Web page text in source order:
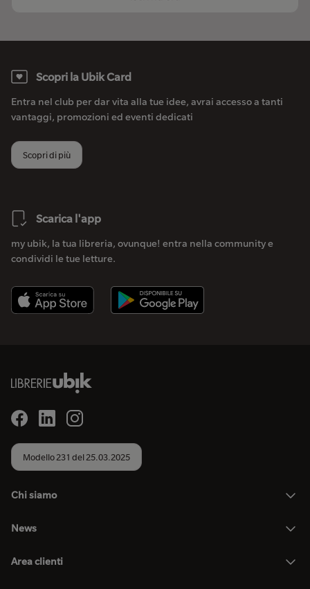
Scopri la Ubik Card
Entra nel club per dar vita alla tue idee, avrai accesso a tanti
vantaggi, promozioni ed eventi dedicati
Scopri di più
Scarica l'app
my ubik, la tua libreria, ovunque! entra nella community e
condividi le tue letture.
Modello 231 del 25.03.2025
Chi siamo
News
Area clienti